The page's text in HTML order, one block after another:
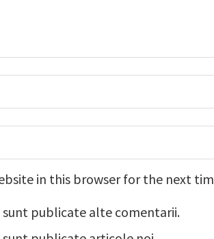
in this browser for the next
publicate alte comentarii.